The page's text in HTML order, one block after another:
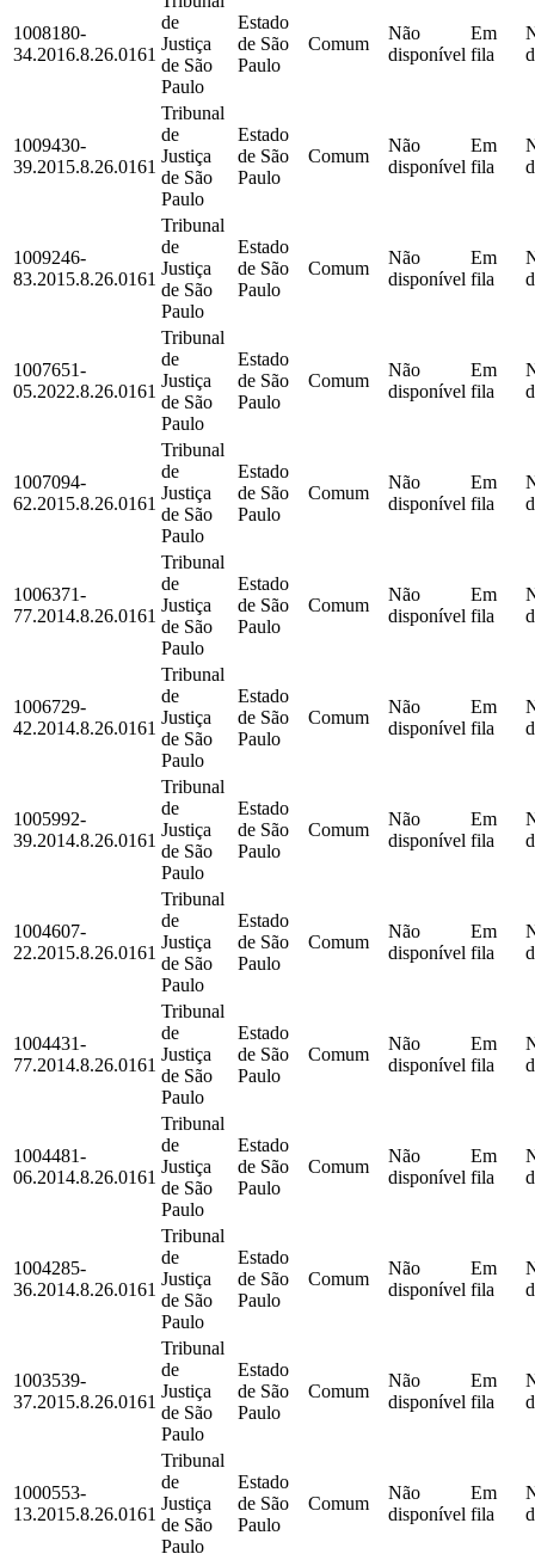
1008180-
34.2016.8.26.0161
de
Justiça
de São
Paulo
Estado
de São
Paulo
Comum
Não
disponível
Em
fila
1009430-
39.2015.8.26.0161
Tribunal
de
Justiça
de São
Paulo
Estado
de São
Paulo
Comum
Não
disponível
Em
fila
1009246-
83.2015.8.26.0161
Tribunal
de
Justiça
de São
Paulo
Estado
de São
Paulo
Comum
Não
disponível
Em
fila
1007651-
05.2022.8.26.0161
Tribunal
de
Justiça
de São
Paulo
Estado
de São
Paulo
Comum
Não
disponível
Em
fila
1007094-
62.2015.8.26.0161
Tribunal
de
Justiça
de São
Paulo
Estado
de São
Paulo
Comum
Não
disponível
Em
fila
1006371-
77.2014.8.26.0161
Tribunal
de
Justiça
de São
Paulo
Estado
de São
Paulo
Comum
Não
disponível
Em
fila
1006729-
42.2014.8.26.0161
Tribunal
de
Justiça
de São
Paulo
Estado
de São
Paulo
Comum
Não
disponível
Em
fila
1005992-
39.2014.8.26.0161
Tribunal
de
Justiça
de São
Paulo
Estado
de São
Paulo
Comum
Não
disponível
Em
fila
1004607-
22.2015.8.26.0161
Tribunal
de
Justiça
de São
Paulo
Estado
de São
Paulo
Comum
Não
disponível
Em
fila
1004431-
77.2014.8.26.0161
Tribunal
de
Justiça
de São
Paulo
Estado
de São
Paulo
Comum
Não
disponível
Em
fila
1004481-
06.2014.8.26.0161
Tribunal
de
Justiça
de São
Paulo
Estado
de São
Paulo
Comum
Não
disponível
Em
fila
1004285-
36.2014.8.26.0161
Tribunal
de
Justiça
de São
Paulo
Estado
de São
Paulo
Comum
Não
disponível
Em
fila
1003539-
37.2015.8.26.0161
Tribunal
de
Justiça
de São
Paulo
Estado
de São
Paulo
Comum
Não
disponível
Em
fila
1000553-
13.2015.8.26.0161
Tribunal
de
Justiça
de São
Paulo
Estado
de São
Paulo
Comum
Não
disponível
Em
fila